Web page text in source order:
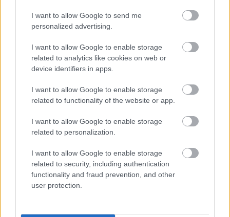
I want to allow Google to send me
personalized advertising.
I want to allow Google to enable storage
related to analytics like cookies on web or
device identifiers in apps.
I want to allow Google to enable storage
related to functionality of the website or app.
I want to allow Google to enable storage
related to personalization.
I want to allow Google to enable storage
related to security, including authentication
functionality and fraud prevention, and other
user protection.
ΚΥΠΕΛΛΟ ΕΛΛΑΔΑΣ 19/02/2016
Στο νησί της μαστίχας, τη Χίο θα διεξαχθεί το φετινό
Φάιναλ-4 του Κυπέλλου γυναικών, όπως ανακοίνωσε η
Ελληνική Ομοσπονδία Πετοσφαίρισης.